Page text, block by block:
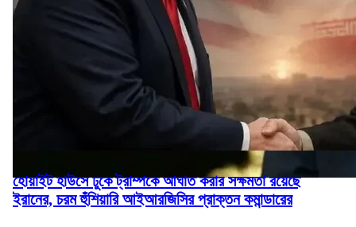
হোয়াইট হাউসে ঢুকে ট্রাম্পকে আঘাত করার সক্ষমতা রয়েছে
ইরানের, চরম হুঁশিয়ারি আইআরজিসির প্রাক্তন কমান্ডারের